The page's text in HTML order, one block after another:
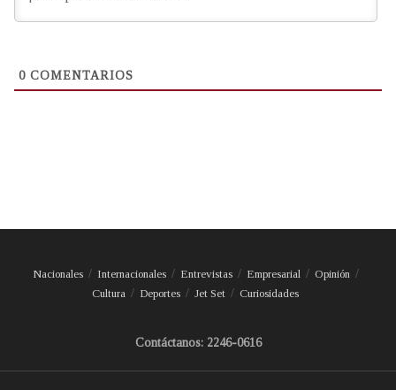
0 COMENTARIOS
Nacionales Internacionales Entrevistas Empresarial
Opinión
Cultura
Deportes Jet Set Curiosidades
Contáctanos: 2246-0616